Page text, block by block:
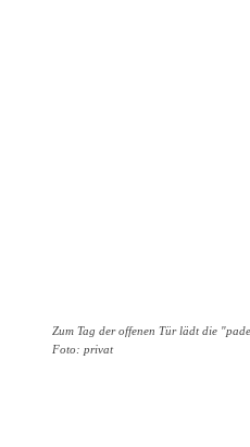
Zum Tag der offenen Tür lädt die
Foto: privat